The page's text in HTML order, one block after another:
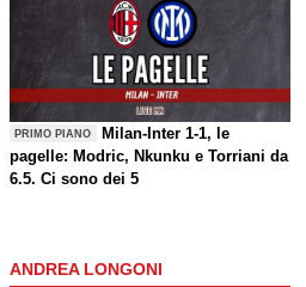
PRIMO PIANO
Milan-Inter 1-1, le
pagelle: Modric, Nkunku e Torriani da
6.5. Ci sono dei 5
ANDREA LONGONI